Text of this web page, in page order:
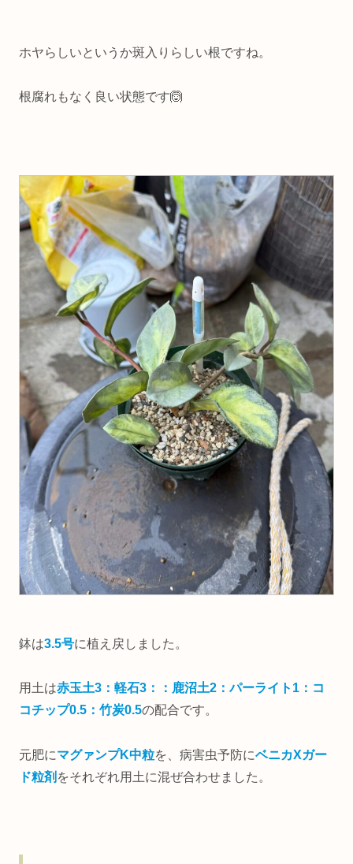
ホヤらしいというか斑入りらしい根ですね。
根腐れもなく良い状態です🙆
鉢は3.5号に植え戻しました。
用土は赤玉土3：軽石3：：鹿沼土2：パーライト1：コ
コチップ0.5：竹炭0.5の配合です。
元肥にマグァンプK中粒を、病害虫予防にベニカXガー
ド粒剤 をそれぞれ用土に混ぜ合わせました。